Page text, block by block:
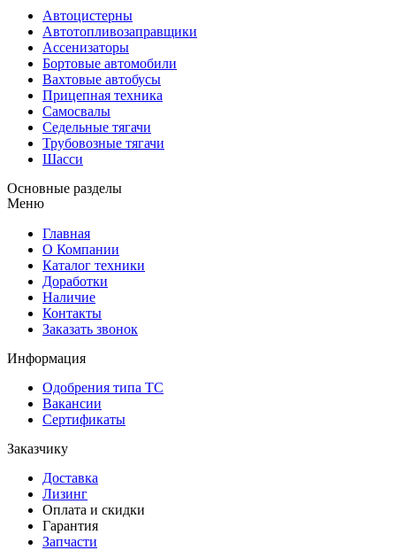
Автоцистерны
Автотопливозаправщики
Ассенизаторы
Бортовые автомобили
Вахтовые автобусы
Прицепная техника
Самосвалы
Седельные тягачи
Трубовозные тягачи
Шасси
Основные разделы
Меню
Главная
О Компании
Каталог техники
Доработки
Наличие
Контакты
Заказать звонок
Информация
Одобрения типа ТС
Вакансии
Сертификаты
Заказчику
Доставка
Лизинг
Оплата и скидки
Гарантия
Запчасти